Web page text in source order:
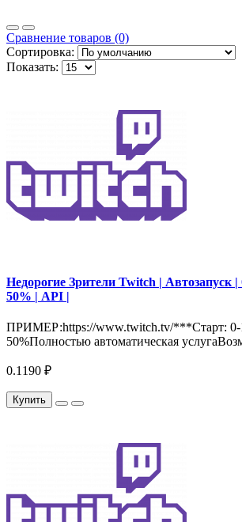
Сравнение товаров (0)
Сортировка:
Показать:
Недорогие Зрители Twitch | Автозапуск
50% | API |
ПРИМЕР:https://www.twitch.tv/***Старт: 0-
50%Полностью автоматическая
0.1190 ₽
Купить